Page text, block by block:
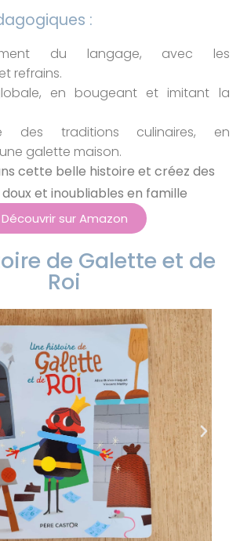
:
du langage, avec les
refrains.
en bougeant et imitant la
des traditions culinaires, en
galette maison.
cette belle histoire et créez des
et inoubliables en famille
Découvrir sur Amazon
de Galette et de
Roi